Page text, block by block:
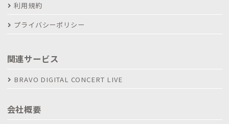
利用規約
プライバシーポリシー
関連サービス
BRAVO DIGITAL CONCERT LIVE
会社概要